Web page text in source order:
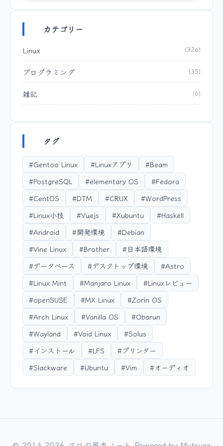
カテゴリー
Linux (326)
プログラミング (35)
雑記 (6)
タグ
#Gentoo Linux #Linuxアプリ
#Beam
#PostgreSQL
#elementary OS
#Fedora
#CentOS
#DTM #CRUX
#WordPress
#Linux小技
#Vuejs #Xubuntu
#Haskell
#Android
#開発環境
#Debian
#Vine Linux
#Brother
#日本語環境
#データベース
#デスクトップ環境
#Astro
#Linux Mint
#Manjaro Linux
#Linuxレビュー
#openSUSE
#MX Linux
#Zorin OS
#Arch Linux
#Vanilla OS
#Obarun
#Wayland
#Void Linux
#Solus
#インストール
#LFS
#プリンター
#Slackware
#Ubuntu #Vim #オーディオ